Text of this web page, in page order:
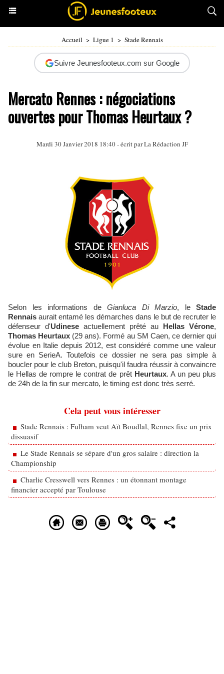
Accueil > Ligue 1 > Stade Rennais
Suivre Jeunesfooteux.com sur Google
Mercato Rennes : négociations
ouvertes pour Thomas Heurtaux ?
Mardi 30 Janvier 2018 18:40 - écrit par La Rédaction JF
Selon les informations de Gianluca Di Marzio, le Stade
Rennais aurait entamé les démarches dans le but de recruter le
défenseur d'Udinese actuellement prêté au Hellas Vérone,
Thomas Heurtaux (29 ans). Formé au SM Caen, ce dernier qui
évolue en Italie depuis 2012, est considéré comme une valeur
sure en SerieA. Toutefois ce dossier ne sera pas simple à
boucler pour le club Breton, puisqu'il faudra réussir à convaincre
le Hellas de rompre le contrat de prêt Heurtaux. A un peu plus
de 24h de la fin sur mercato, le timing est donc très serré.
Cela peut vous intéresser
Stade Rennais : Fulham veut Aït Boudlal, Rennes fixe un prix
dissuasif
Le Stade Rennais se sépare d'un gros salaire : direction la
Championship
Charlie Cresswell vers Rennes : un étonnant montage
financier accepté par Toulouse